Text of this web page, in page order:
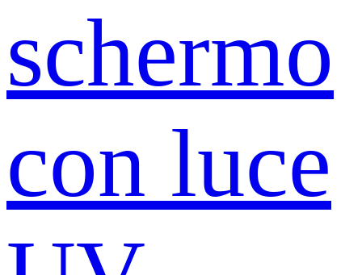
schermo
con luce